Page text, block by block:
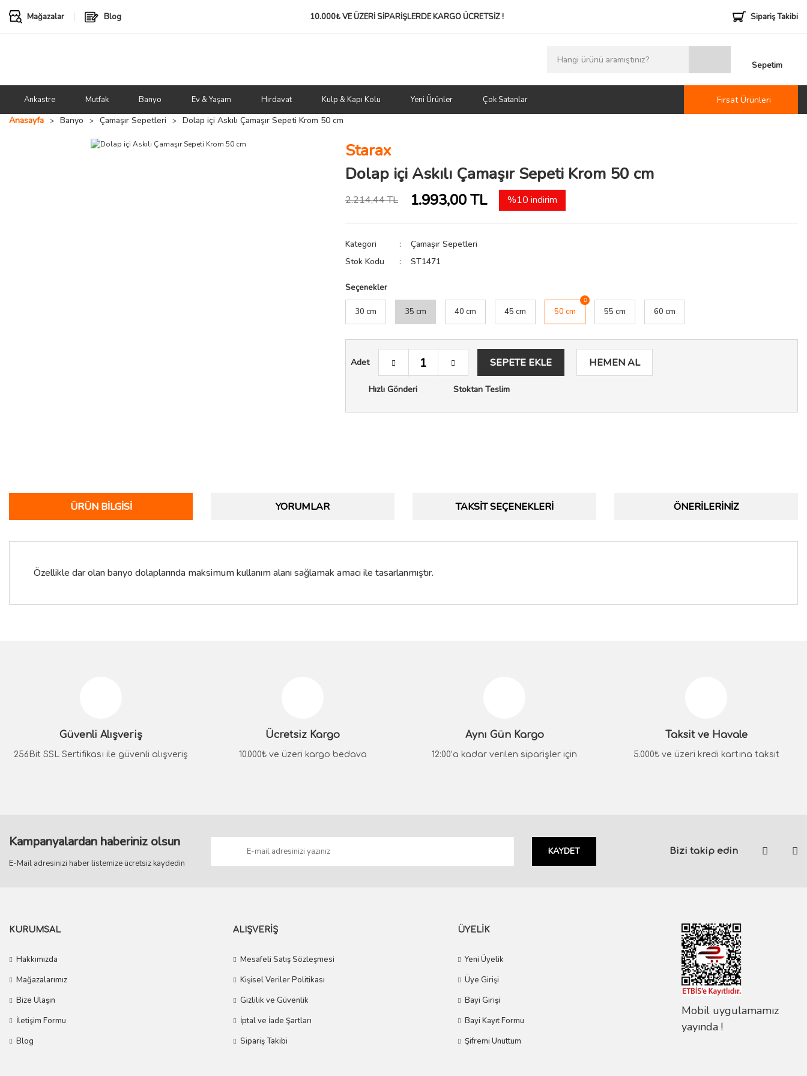
Mağazalar Blog 10.000₺ VE ÜZERİ SİPARİŞLERDEKARGO ÜCRETSİZ ! Sipariş Takibi
Sepetim
Ankastre Mutfak Banyo Ev & Yaşam Hırdavat Kulp & Kapı Kolu Yeni Ürünler Çok Satanlar
Fırsat Ürünleri
Anasayfa
Banyo Çamaşır Sepetleri Dolap içi Askılı Çamaşır Sepeti Krom 50 cm
Starax
Dolap içi Askılı Çamaşır Sepeti Krom 50 cm
2.214,44 TL 1.993,00 TL %10 indirim
Kategori
Çamaşır Sepetleri
Stok Kodu
ST1471
Seçenekler
30 cm 35 cm 40 cm 45 cm 50 cm 55 cm 60 cm
Adet SEPETE EKLE HEMEN AL
Hızlı Gönderi Stoktan Teslim
ÜRÜN BILGISI YORUMLAR TAKSIT SEÇENEKLERI ÖNERILERINIZ
Özellikle dar olan banyo dolaplarında maksimum kullanım alanı sağlamak amacı ile tasarlanmıştır.
Ürün bilgilerinde hatalar bulunuyor.
Ürün fiyatı diğer sitelerden daha pahalı.
Güvenli Alışveriş
256Bit SSL Sertifikası ile güvenli alışveriş
Ücretsiz Kargo
10.000₺ ve üzeri kargo bedava
Aynı Gün Kargo
12:00’a kadar verilen siparişler için
Taksit ve Havale
5.000₺ ve üzeri kredi kartına taksit
Kampanyalardan haberiniz olsun
E-Mail adresinizi haber listemize ücretsiz kaydedin
KAYDET Bizi takip edin
KURUMSAL
Hakkımızda
Mağazalarımız
Bize Ulaşın
İletişim Formu
Blog
ALIŞVERİŞ
Mesafeli Satış Sözleşmesi
Kişisel Veriler Politikası
Gizlilik ve Güvenlik
İptal ve İade Şartları
Sipariş Takibi
ÜYELİK
Yeni Üyelik
Üye Girişi
Bayi Girişi
Bayi Kayıt Formu
Şifremi Unuttum
Mobil uygulamamız
yayında !